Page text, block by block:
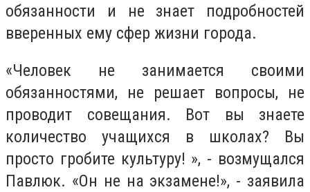
обязанности и не знает подробностей
вверенных ему сфер жизни города.
«Человек не занимается своими
обязанностями, не решает вопросы, не
проводит совещания. Вот вы знаете
количество учащихся в школах? Вы
просто гробите культуру! », - возмущался
Павлюк. «Он не на экзамене!», - заявила